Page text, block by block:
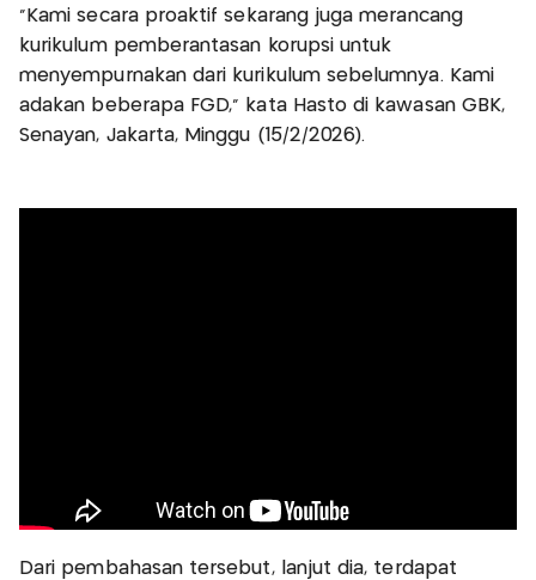
“Kami secara proaktif sekarang juga merancang
kurikulum pemberantasan korupsi untuk
menyempurnakan dari kurikulum sebelumnya. Kami
adakan beberapa FGD,” kata Hasto di kawasan GBK,
Senayan, Jakarta, Minggu (15/2/2026).
Dari pembahasan tersebut, lanjut dia, terdapat